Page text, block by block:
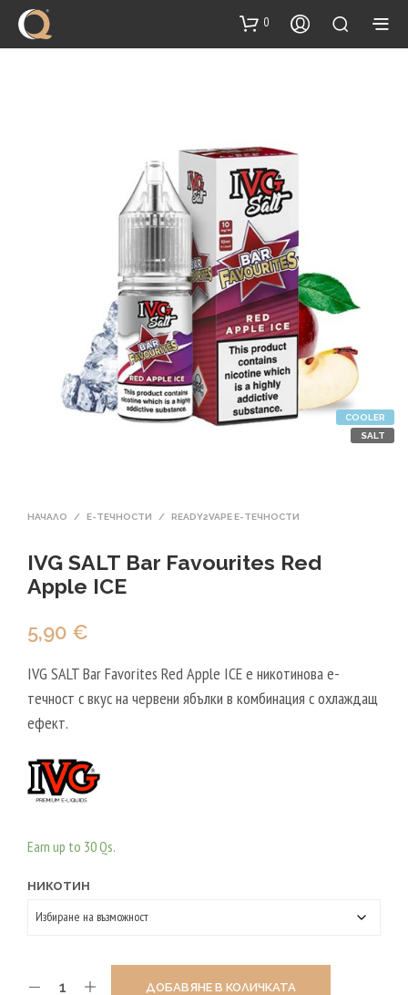
content
0
COOLER
SALT
НАЧАЛО / Е-ТЕЧНОСТИ / READY2VAPE E-ТЕЧНОСТИ
IVG SALT Bar Favourites Red
Apple ICE
5,90 €
IVG SALT Bar Favorites Red Apple ICE е никотинова е-
течност с вкус на червени ябълки в комбинация с охлаждащ
ефект.
Earn up to 30 Qs.
НИКОТИН
ДОБАВЯНЕ В КОЛИЧКАТА